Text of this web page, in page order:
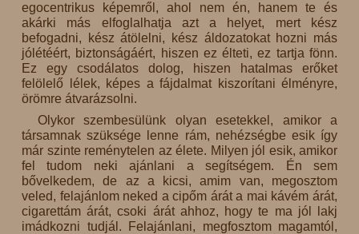
egocentrikus képemről, ahol nem én, hanem te és
akárki más elfoglalhatja azt a helyet, mert kész
befogadni, kész átölelni, kész áldozatokat hozni más
jólétéért, biztonságáért, hiszen ez élteti, ez tartja fönn.
Ez egy csodálatos dolog, hiszen hatalmas erőket
felölelő lélek, képes a fájdalmat kiszorítani élményre,
örömre átvarázsolni.
Olykor szembesülünk olyan esetekkel, amikor a
társamnak szüksége lenne rám, nehézségbe esik így
már szinte reménytelen az élete. Milyen jól esik, amikor
fel tudom neki ajánlani a segítségem. Én sem
bővelkedem, de az a kicsi, amim van, megosztom
veled, felajánlom neked a cipőm árát a mai kávém árát,
cigarettám árát, csoki árát ahhoz, hogy te ma jól lakj
imádkozni tudjál. Felajánlani, megfosztom magamtól,